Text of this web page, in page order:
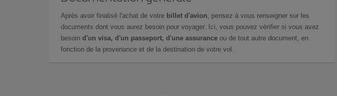
Après avoir finalisé l'achat de votre billet d'avion , pensez à vous renseigner sur les
documents dont vous aurez besoin pour voyager. Ici, vous pouvez vérifier si vous avez
besoin d'un visa, d'un passeport, d'une assurance ou de tout autre document, en
fonction de la provenance et de la destination de votre vol.